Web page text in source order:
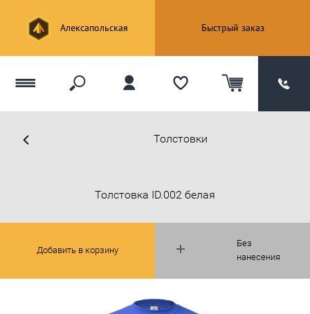
Алексапольская Быстрый заказ
Толстовки
Без
нанесения
Толстовка ID.002 белая
Добавить в корзину